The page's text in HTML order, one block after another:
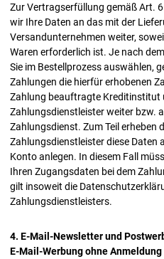
Zur Vertragserfüllung gemäß Art. 6
wir Ihre Daten an das mit der
Versandunternehmen weiter,
Waren erforderlich ist. Je nach
Sie im Bestellprozess auswählen,
Zahlungen die hierfür erhobenen
Zahlung beauftragte
Zahlungsdienstleister weiter bzw.
Zahlungsdienst. Zum Teil erheben
Zahlungsdienstleister diese Daten
Konto anlegen. In diesem Fall
Ihren Zugangsdaten bei dem
gilt insoweit die
Zahlungsdienstleisters.
4. E-Mail-Newsletter und
E-Mail-Werbung ohne